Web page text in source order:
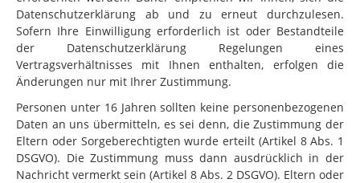
Datenschutzerklärung ab und zu erneut durchzulesen.
Sofern Ihre Einwilligung erforderlich ist oder Bestandteile
der Datenschutzerklärung Regelungen eines
Vertragsverhältnisses mit Ihnen enthalten, erfolgen die
Änderungen nur mit Ihrer Zustimmung.
Personen unter 16 Jahren sollten keine personenbezogenen
Daten an uns übermitteln, es sei denn, die Zustimmung der
Eltern oder Sorgeberechtigten wurde erteilt (Artikel 8 Abs. 1
DSGVO). Die Zustimmung muss dann ausdrücklich in der
Nachricht vermerkt sein (Artikel 8 Abs. 2 DSGVO). Eltern oder